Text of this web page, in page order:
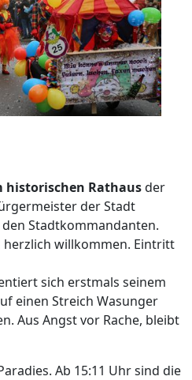
historischen Rathausder
der Stadt
Stadtkommandanten.
herzlich willkommen. Eintritt
sich erstmals seinem
einen Streich Wasunger
Aus Angst vor Rache, bleibt
Ab 15:11 Uhr sind die